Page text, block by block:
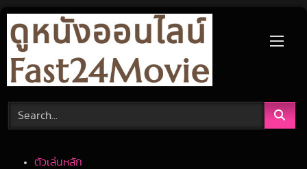
Skip
content
ตัวเล่นหลัก